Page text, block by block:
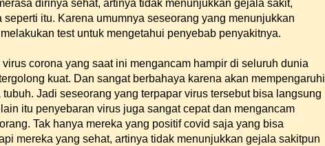
dirinya sehat, artinya tidak menunjukkan gejala sakit,
seperti itu. Karena umumnya seseorang yang menunjukkan
test untuk mengetahui penyebab penyakitnya.
corona yang saat ini mengancam hampir di seluruh dunia
kuat. Dan sangat berbahaya karena akan mempengaruhi
Jadi seseorang yang terpapar virus tersebut bisa langsung
itu penyebaran virus juga sangat cepat dan mengancam
Tak hanya mereka yang positif covid saja yang bisa
mereka yang sehat, artinya tidak menunjukkan gejala sakitpun